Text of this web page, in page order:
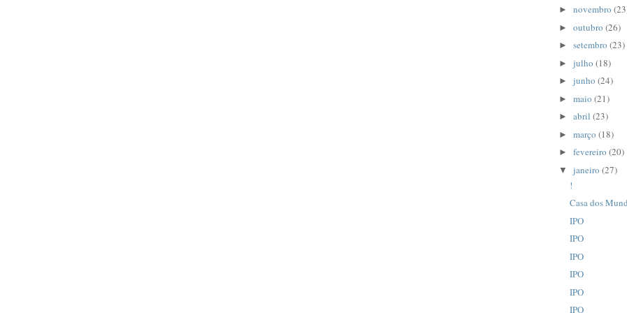
► novembro
► outubro (26)
► setembro (23)
► julho (18)
► junho (24)
► maio (21)
► abril (23)
► março (18)
► fevereiro (20)
▼ janeiro (27)
!
Casa dos
IPO
IPO
IPO
IPO
IPO
IPO